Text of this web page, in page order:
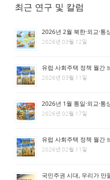
최근 연구 및 칼럼
2026년 2월 북한·외교·통
2026년 03월 12일
유럽 사회주택 정책 월간
2026년 03월 11일
2026년 1월 통일·외교·통
2026년 02월 17일
유럽 사회주택 정책 월간
2026년 02월 11일
국민주권 시대, 우리가 만